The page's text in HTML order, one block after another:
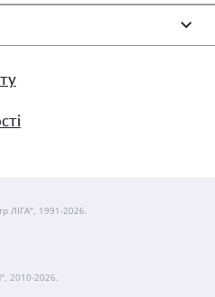
ЛІГА", 1991-2026.
2010-2026.